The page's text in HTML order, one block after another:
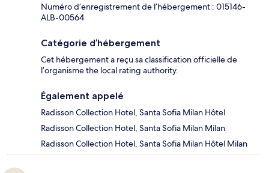
Numéro d’enregistrement de l’hébergement : 015146-
ALB-00564
Catégorie d’hébergement
Cet hébergement a reçu sa classification officielle de
l’organisme the local rating authority.
Également appelé
Radisson Collection Hotel, Santa Sofia Milan Hôtel
Radisson Collection Hotel, Santa Sofia Milan Milan
Radisson Collection Hotel, Santa Sofia Milan Hôtel Milan